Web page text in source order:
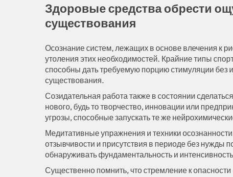
Здоровые средства обрести
существования
Осознание систем, лежащих в основе влечения к
утоления этих необходимостей. Крайние типы
способны дать требуемую порцию стимуляции без
существования.
Созидательная работа также в состоянии
нового, будь то творчество, инновации или
угрозы, способные запускать те же
Медитативные упражнения и техники
отзывчивости и присутствия в периоде без нужды
обнаруживать фундаментальность и
Существенно помнить, что стремление к